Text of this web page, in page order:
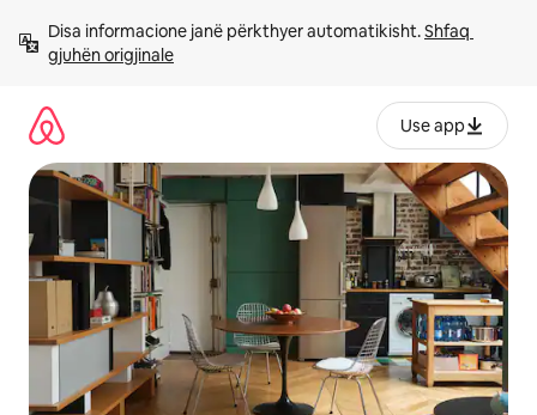
përmbajtja
Disa informacione janë përkthyer automatikisht. Shfaq
gjuhën origjinale
Use app